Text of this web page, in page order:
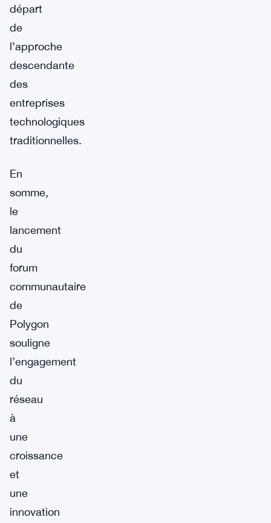
départ
de
l’approche
descendante
des
entreprises
technologiques
traditionnelles.
En
somme,
le
lancement
du
forum
communautaire
de
Polygon
souligne
l’engagement
du
réseau
à
une
croissance
et
une
innovation